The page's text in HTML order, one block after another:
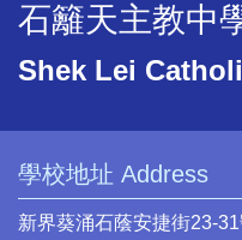
石籬天主教中
Shek Lei
學校地址 Address
新界葵涌石蔭安捷街23-